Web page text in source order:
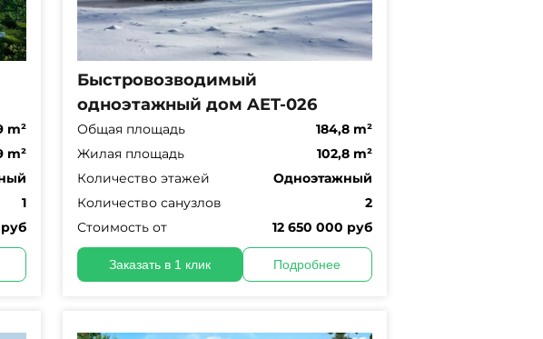
m²
m²
1
Быстровозводимый
одноэтажный дом AET-026
Общая площадь
184,8 m²
Жилая площадь
102,8 m²
Количество этажей
Одноэтажный
Количество санузлов
2
Стоимость от
12 650 000 руб
Заказать в 1 клик Подробнее